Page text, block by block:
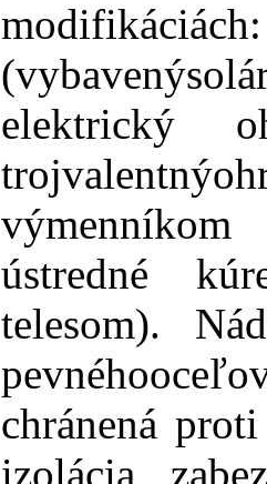
elektrický
ústredné
telesom).
chránená
izolácia